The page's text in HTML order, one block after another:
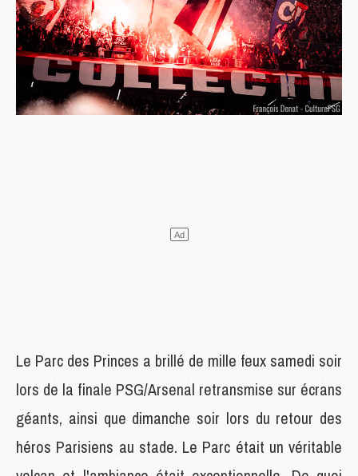
Le Parc des Princes a brillé de mille feux samedi soir
lors de la finale PSG/Arsenal retransmise sur écrans
géants, ainsi que dimanche soir lors du retour des
héros Parisiens au stade. Le Parc était un véritable